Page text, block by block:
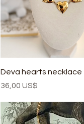
Deva hearts necklace
Precio
36,00 US$